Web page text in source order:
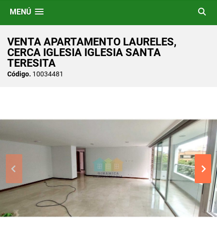
MENÚ
VENTA APARTAMENTO LAURELES,
CERCA IGLESIA IGLESIA SANTA
TERESITA
Código. 10034481